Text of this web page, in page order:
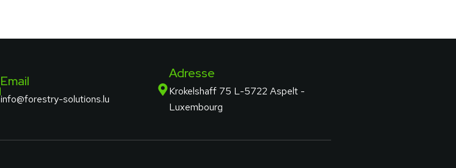
Email
info@forestry-solutions.lu
Adresse
Krokelshaff 75 L-5722 Aspelt -
Luxembourg